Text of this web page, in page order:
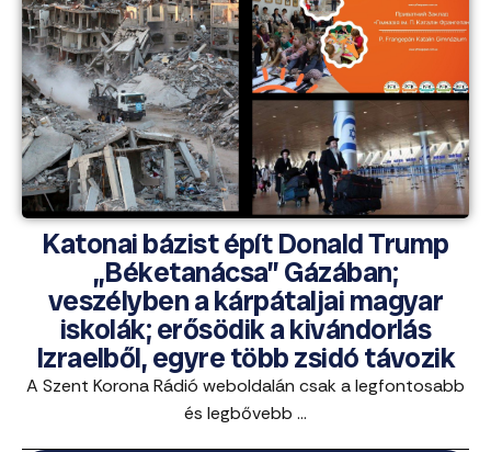
Katonai bázist épít Donald Trump
„Béketanácsa” Gázában;
veszélyben a kárpátaljai magyar
iskolák; erősödik a kivándorlás
Izraelből, egyre több zsidó távozik
A Szent Korona Rádió weboldalán csak a legfontosabb
és legbővebb ...